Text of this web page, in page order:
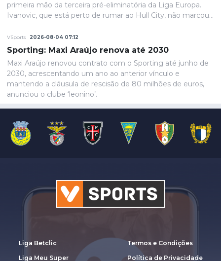
primeira mão da terceira pré-eliminatória da Liga Europa.
Ivanovic, que está perto de rumar ao Hull City, não marcou
de acordo com informação das águias. Aursnes, com uma
gastroenterite, também foi baixa, juntando-se a Wynder e
Umeh.
VSports 2026-08-04 07:12
Sporting: Maxi Araújo renova até 2030
Maxi Araújo renovou contrato com o Sporting até junho de
2030, acrescentando um ano ao anterior vínculo e
mantendo a cláusula de rescisão de 80 milhões de euros,
anunciou o clube ‘leonino’.
Liga Betclic
Liga Meu Super
Termos e Condições
Política de Privacidade